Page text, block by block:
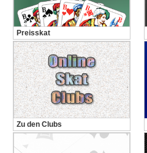
Preisskat
Zu den Clubs